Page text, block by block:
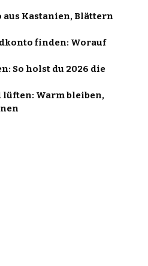
aus Kastanien, Blättern
finden: Worauf
So holst du 2026 die
Warm bleiben,